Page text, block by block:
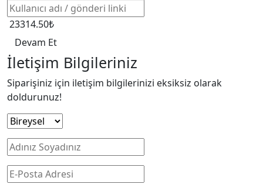
23314.50₺
Devam Et
İletişim Bilgileriniz
Siparişiniz için iletişim bilgilerinizi eksiksiz olarak
doldurunuz!